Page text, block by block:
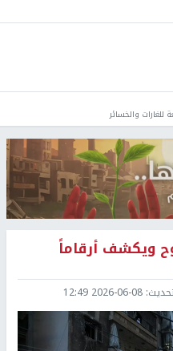
والخسائر
ويكشف أرقاماً
2026-06-08 12:49